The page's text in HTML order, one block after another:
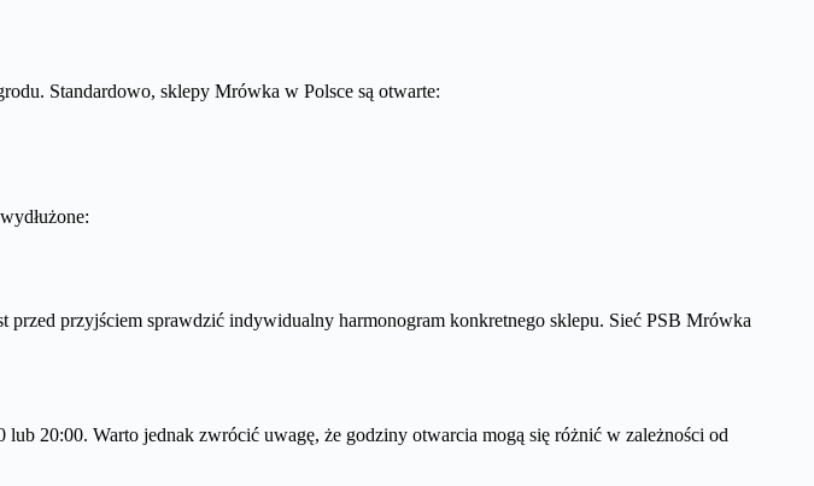
Standardowo, sklepy Mrówka w Polsce są otwarte:
przyjściem sprawdzić indywidualny harmonogram konkretnego sklepu. Sieć PSB Mrówka
20:00. Warto jednak zwrócić uwagę, że godziny otwarcia mogą się różnić w zależności od